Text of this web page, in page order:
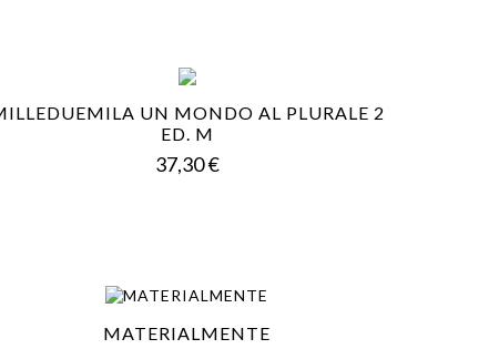
UN MONDO AL PLURALE 2
ED. M
37,30 €Prezzo
MATERIALMENTE